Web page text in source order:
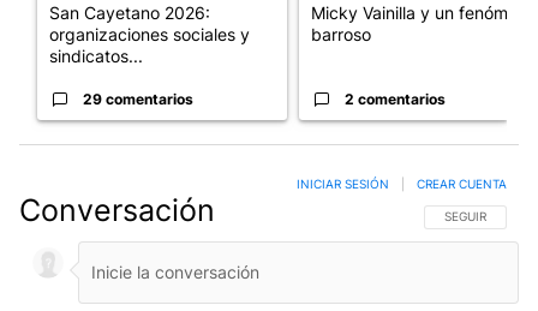
San Cayetano 2026:
organizaciones sociales y
sindicatos...
29 comentarios
Micky Vainilla y un fenómeno
barroso
2 comentarios
Conversación SIGA ESTA
SEGUIR
INICIAR SESIÓN CREAR CUENTA